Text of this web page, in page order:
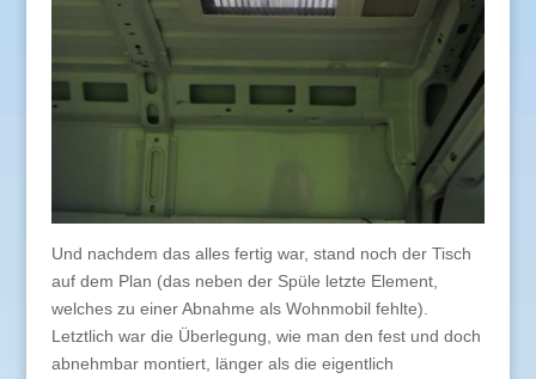
Und nachdem das alles fertig war, stand noch der Tisch
auf dem Plan (das neben der Spüle letzte Element,
welches zu einer Abnahme als Wohnmobil fehlte).
Letztlich war die Überlegung, wie man den fest und doch
abnehmbar montiert, länger als die eigentlich